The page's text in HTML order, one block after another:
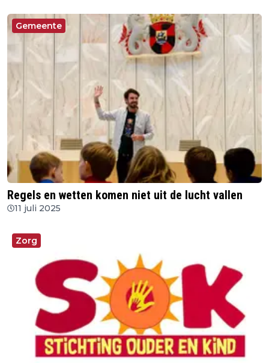
Gemeente
Regels en wetten komen niet uit de lucht vallen
11 juli 2025
Zorg